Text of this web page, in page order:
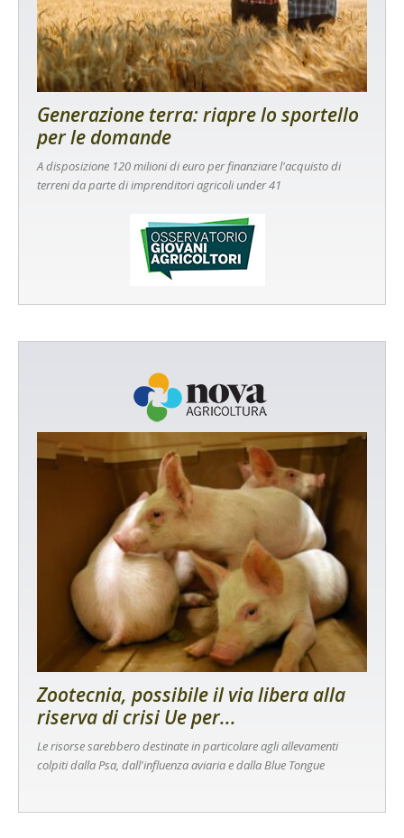
Generazione terra: riapre lo sportello
per le domande
A disposizione 120 milioni di euro per finanziare l'acquisto di
terreni da parte di imprenditori agricoli under 41
Zootecnia, possibile il via libera alla
riserva di crisi Ue per...
Le risorse sarebbero destinate in particolare agli allevamenti
colpiti dalla Psa, dall'influenza aviaria e dalla Blue Tongue